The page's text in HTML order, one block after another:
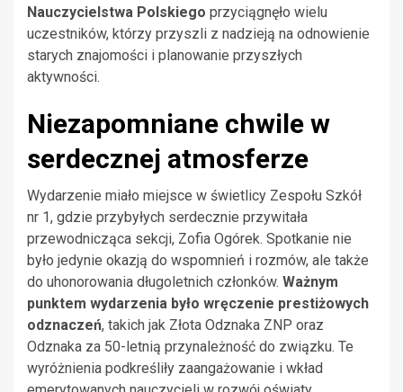
Nauczycielstwa Polskiego przyciągnęło wielu
uczestników, którzy przyszli z nadzieją na odnowienie
starych znajomości i planowanie przyszłych
aktywności.
Niezapomniane chwile w
serdecznej atmosferze
Wydarzenie miało miejsce w świetlicy Zespołu Szkół
nr 1, gdzie przybyłych serdecznie przywitała
przewodnicząca sekcji, Zofia Ogórek. Spotkanie nie
było jedynie okazją do wspomnień i rozmów, ale także
do uhonorowania długoletnich członków. Ważnym
punktem wydarzenia było wręczenie prestiżowych
odznaczeń, takich jak Złota Odznaka ZNP oraz
Odznaka za 50-letnią przynależność do związku. Te
wyróżnienia podkreśliły zaangażowanie i wkład